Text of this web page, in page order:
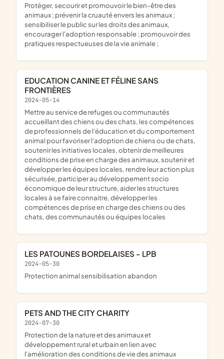
protéger, secourir et promouvoir le bien-être des
animaux ; prévenir la cruauté envers les animaux ;
sensibiliser le public sur les droits des animaux,
encourager l'adoption responsable ; promouvoir des
pratiques respectueuses de la vie animale ;
EDUCATION CANINE ET FÉLINE SANS
FRONTIÈRES
2024-05-14
mettre au service de refuges ou communautés
accueillant des chiens ou des chats, les compétences
de professionnels de l'éducation et du comportement
animal pour favoriser l'adoption de chiens ou de chats,
soutenir les initiatives locales, obtenir de meilleures
conditions de prise en charge des animaux, soutenir et
développer les équipes locales, rendre leur action plus
sécurisée, participer au développement socio
économique de leur structure, aider les structures
locales à se faire connaitre, développer les
compétences de prise en charge des chiens ou des
chats, des communautés ou équipes locales
LES PATOUNES BORDELAISES - LPB
2024-05-30
protection animal sensibilisation abandon
PETS AND THE CITY CHARITY
2024-07-30
protection de la nature et des animaux et
développement rural et urbain en lien avec
l'amélioration des conditions de vie des animaux